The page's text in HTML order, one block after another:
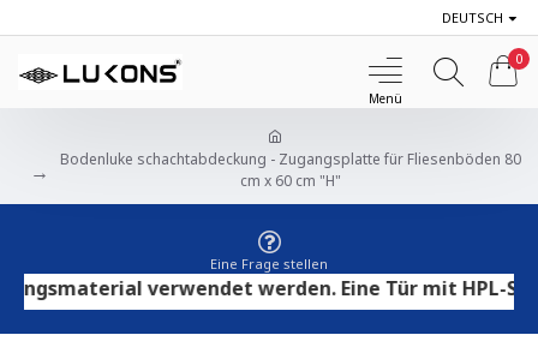
DEUTSCH
0
Bodenluke schachtabdeckung - Zugangsplatte für Fliesenböden 80
cm x 60 cm "H"
Eine Frage stellen
verwendet werden. Eine Tür mit HPL-